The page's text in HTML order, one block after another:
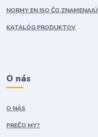
NORMY EN ISO ČO ZNAMENAJÚ
KATALÓG PRODUKTOV
O nás
O NÁS
PREČO MY?